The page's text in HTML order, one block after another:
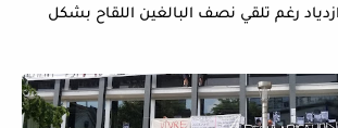
رغم تلقي نصف البالغين اللقاح بشكل